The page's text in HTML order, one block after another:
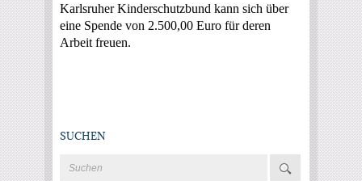
Karlsruher Kinderschutzbund kann sich über
eine Spende von 2.500,00 Euro für deren
Arbeit freuen.
SUCHEN